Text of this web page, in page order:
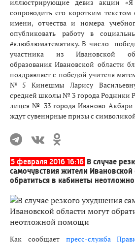
иллюстрирующие девиз акции
сопроводить его коротким
имени, отчества и номера
опубликовать работу в
#ялюблюматематику. В число
участника из Ивановской
образования Ивановской области
поздравляет с победой учителя
№5 Кинешмы Ларису Васильевну
средней школы № 3 города Родники
лицея № 33 города Иваново Акбари
ждут сувенирные призы с
5 февраля 2016 16:16 В случае
самочувствия жители Ивановской
обратиться в кабинеты
Как сообщает пресс-служба